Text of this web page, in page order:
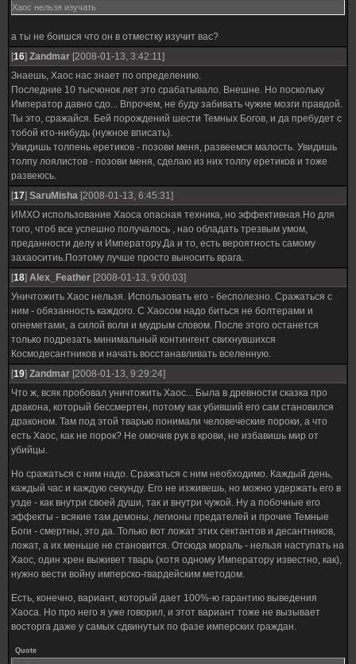
Хаос нельзя изучать
а ты не боишся что он в отместку изучит вас?
[16] Zandmar [2008-01-13, 3:42:11]
Знаешь, Хаос нас знает по определению.
Последние 10 тысчонок лет это срабатывало. Внешне. Но поскольку
Император давно сдо... Впрочем, не буду забивать чужие мозги правдой.
Ты это, сражайся. Бей порождений шести Темных Богов, и да пребудет с
тобой кто-нибудь (нужное вписать).
Увидишь толпень еретиков - позови меня, развеемся малость. Увидишь
толпу лоялистов - позови меня, сделаю из них толпу еретиков и тоже
развеюсь.
[17] SaruMisha [2008-01-13, 6:45:31]
ИМХО использование Хаоса опасная техника, но эффективная.Но для
того, чтоб все успешно получалось , нао обладать трезвым умом,
преданности делу и Императору.Да и то, есть вероятность самому
захаоситиь.Поэтому лучше просто выносить врага.
[18] Alex_Feather [2008-01-13, 9:00:03]
Уничтожить Хаос нельзя. Использовать его - бесполезно. Сражаться с
ним - обязанность каждого. С Хаосом надо биться не болтерами и
огнеметами, а силой воли и мудрым словом. После этого останется
только подрезать минимальный контингент свихнувшихся
Космодесантников и начать восстанавливать вселенную.
[19] Zandmar [2008-01-13, 9:29:24]
Что ж, всяк пробовал уничтожить Хаос... Была в древности сказка про
дракона, который бессмертен, потому как убивший его сам становился
драконом. Там под этой тварью понимали человеческие пороки, а что
есть Хаос, как не порок? Не омочив рук в крови, не избавишь мир от
убийцы.
Но сражаться с ним надо. Сражаться с ним необходимо. Каждый день,
каждый час и каждую секунду. Его не изживешь, но можно удержать его в
узде - как внутри своей души, так и внутри чужой. Ну а побочные его
эффекты - всякие там демоны, легионы предателей и прочие Темные
Боги - смертны, это да. Только вот ложат этих сектантов и десантников,
ложат, а их меньше не становится. Отсюда мораль - нельзя наступать на
Хаос, один хрен выживет тварь (хотя одному Императору известно, как),
нужно вести войну имперско-гвардейским методом.
Есть, конечно, вариант, который дает 100%-ю гарантию выведения
Хаоса. Но про него я уже говорил, и этот вариант тоже не вызывает
восторга даже у самых сдвинутых по фазе имперских граждан.
Quote